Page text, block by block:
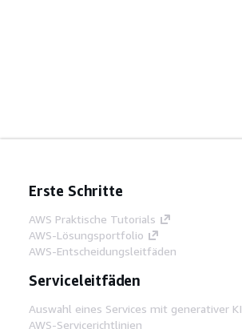
Erste Schritte
AWS Praktische Tutorials
AWS-Lösungsportfolio
AWS-Entscheidungsleitfäden
Serviceleitfäden
Auswahl eines Services mit generativer KI
AWS-Servicerichtlinien